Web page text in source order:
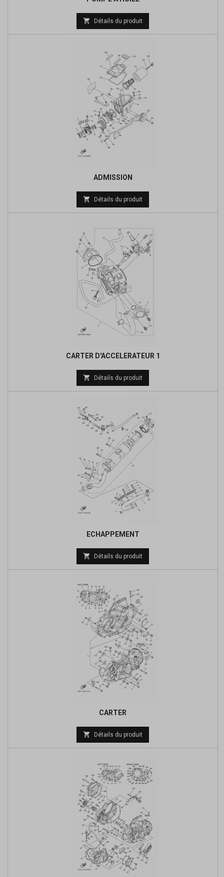
Prix
de
 Détails du produit
ADMISSION
Prix
de
 Détails du produit
CARTER D'ACCELERATEUR 1
Prix
de
 Détails du produit
ECHAPPEMENT
Prix
de
 Détails du produit
CARTER
Prix
de
 Détails du produit